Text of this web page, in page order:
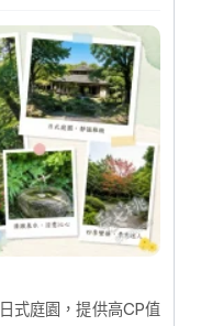
式庭園，提供高CP值